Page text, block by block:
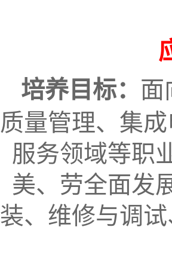
培养目标： 面
质量管理、集
服务领域等职
美、劳全面发
装、维修与调